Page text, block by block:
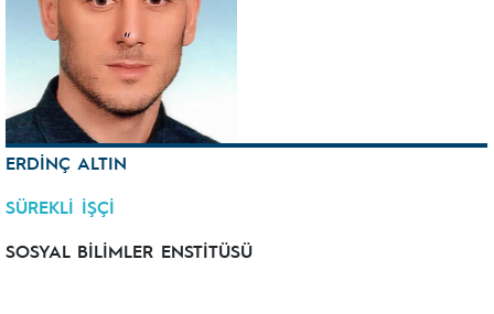
ERDİNÇ ALTIN
SÜREKLİ İŞÇİ
SOSYAL BİLİMLER ENSTİTÜSÜ